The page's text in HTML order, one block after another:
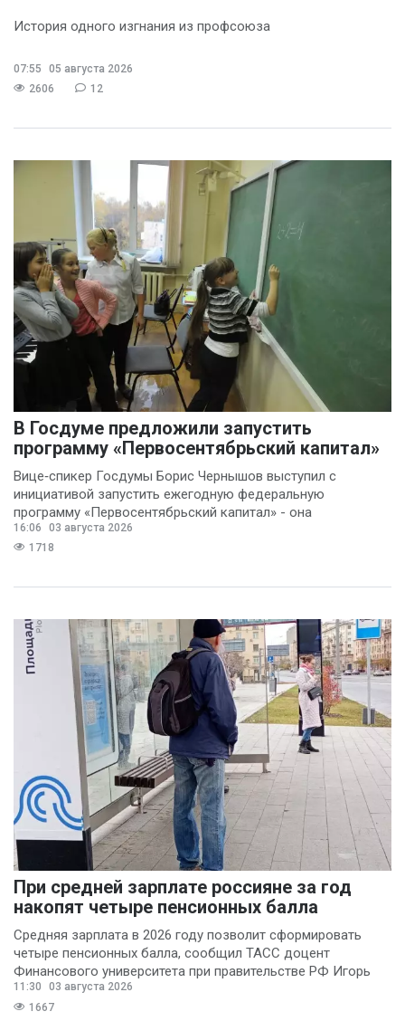
История одного изгнания из профсоюза
07:55
05 августа 2026
2606
12
В Госдуме предложили запустить
программу «Первосентябрьский капитал»
Вице‑спикер Госдумы Борис Чернышов выступил с
инициативой запустить ежегодную федеральную
программу «Первосентябрьский капитал» - она
предполагает
16:06
03 августа 2026
1718
При средней зарплате россияне за год
накопят четыре пенсионных балла
Средняя зарплата в 2026 году позволит сформировать
четыре пенсионных балла, сообщил ТАСС доцент
Финансового университета при правительстве РФ Игорь
Балынин.
11:30
03 августа 2026
1667